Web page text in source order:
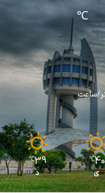
℃
40
℃
ی
39
℃
د